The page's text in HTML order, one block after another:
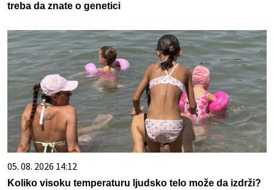
treba da znate o genetici
05. 08. 2026 14:12
Koliko visoku temperaturu ljudsko telo može da izdrži?